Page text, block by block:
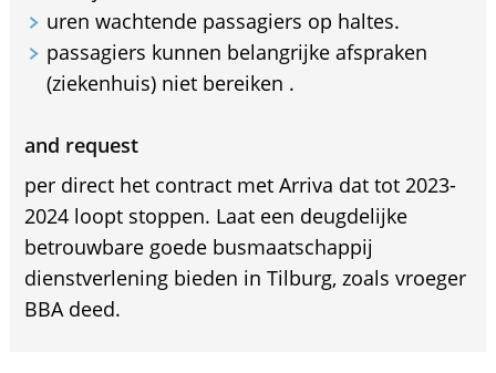
uren wachtende passagiers op haltes.
passagiers kunnen belangrijke afspraken
(ziekenhuis) niet bereiken .
and request
per direct het contract met Arriva dat tot 2023-
2024 loopt stoppen. Laat een deugdelijke
betrouwbare goede busmaatschappij
dienstverlening bieden in Tilburg, zoals vroeger
BBA deed.